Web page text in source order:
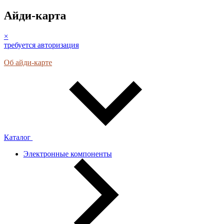
Айди-карта
×
требуется авторизация
Об айди-карте
Каталог
Электронные компоненты